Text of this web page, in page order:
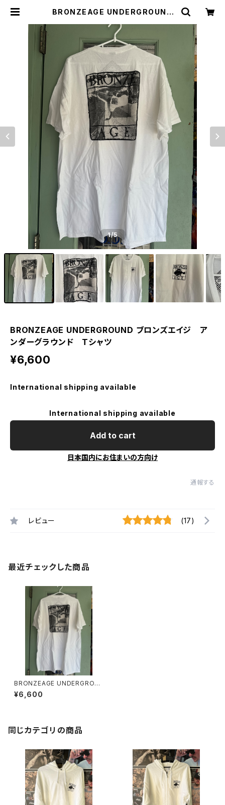
BRONZEAGE UNDERGROUND
ド Tシャツ | CCCSURFSK8SHO
P
1/5
BRONZEAGE UNDERGROUND ブロンズエイジ ア
ンダーグラウンド Tシャツ
¥6,600
International shipping available
International shipping available
Add to cart
日本国内にお住まいの方向け
通報する
レビュー (17)
最近チェックした商品
BRONZEAGE UNDERGROU
ND ブロンズエイジ アンダー
グラウンド Tシャツ
¥6,600
同じカテゴリの商品